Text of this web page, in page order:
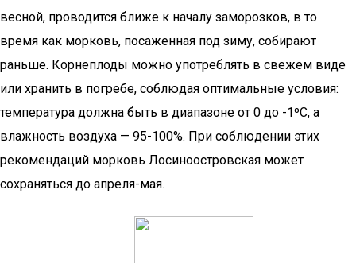
весной, проводится ближе к началу заморозков, в то
время как морковь, посаженная под зиму, собирают
раньше. Корнеплоды можно употреблять в свежем виде
или хранить в погребе, соблюдая оптимальные условия:
температура должна быть в диапазоне от 0 до -1ºС, а
влажность воздуха — 95-100%. При соблюдении этих
рекомендаций морковь Лосиноостровская может
сохраняться до апреля-мая.